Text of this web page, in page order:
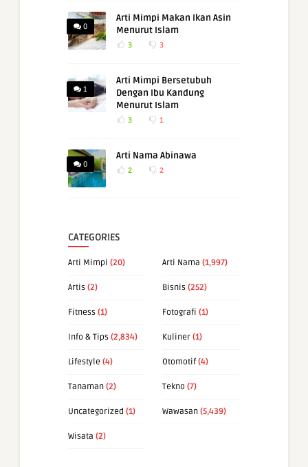
0
Arti Mimpi Makan Ikan Asin
Menurut Islam
3 3
1
Arti Mimpi Bersetubuh
Dengan Ibu Kandung
Menurut Islam
3 1
0
Arti Nama Abinawa
2 2
CATEGORIES
Arti Mimpi (20) Arti Nama (1,997)
Artis (2) Bisnis (252)
Fitness (1) Fotografi (1)
Info & Tips (2,834) Kuliner (1)
Lifestyle (4) Otomotif (4)
Tanaman (2) Tekno (7)
Uncategorized (1) Wawasan (5,439)
Wisata (2)